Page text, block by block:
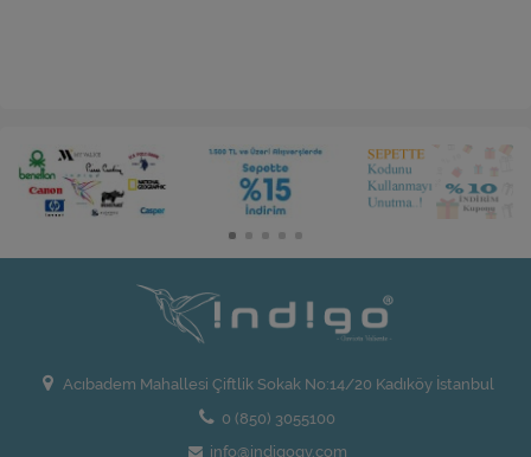
Acıbadem Mahallesi Çiftlik Sokak No:14/20 Kadıköy İstanbul
0 (850) 3055100
info@indigogv.com